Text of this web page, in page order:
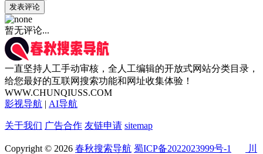
发表评论
暂无评论...
一直坚持人工手动审核，全人工编辑的开放式网站分类目录，
给您最好的互联网搜索功能和网址收集体验！
WWW.CHUNQIUSS.COM
影视导航 | AI导航
关于我们 广告合作 友链申请 sitemap
Copyright © 2026 春秋搜索导航 蜀ICP备2022023999号-1 川